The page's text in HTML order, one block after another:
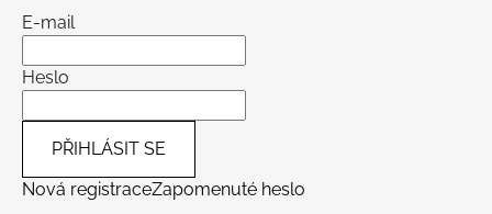
E-mail
Heslo
PŘIHLÁSIT SE
Nová registraceZapomenuté heslo